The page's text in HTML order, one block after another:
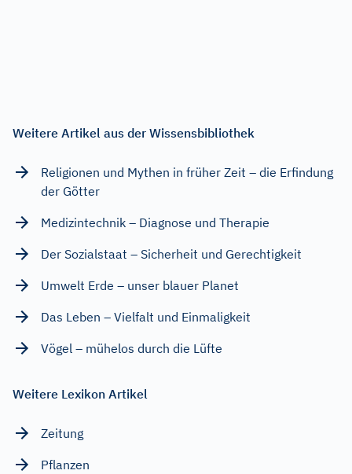
Weitere Artikel aus der Wissensbibliothek
Religionen und Mythen in früher Zeit – die Erfindung
der Götter
Medizintechnik – Diagnose und Therapie
Der Sozialstaat – Sicherheit und Gerechtigkeit
Umwelt Erde – unser blauer Planet
Das Leben – Vielfalt und Einmaligkeit
Vögel – mühelos durch die Lüfte
Weitere Lexikon Artikel
Zeitung
Pflanzen